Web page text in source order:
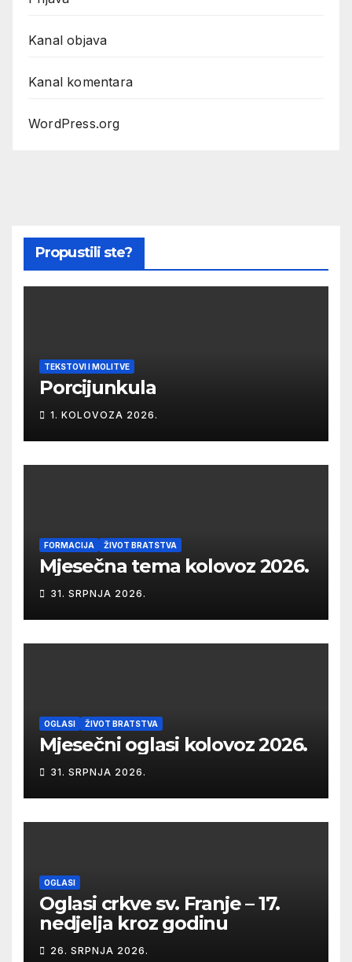
Kanal objava
Kanal komentara
WordPress.org
Propustili ste?
TEKSTOVI I MOLITVE
Porcijunkula
1. KOLOVOZA 2026.
FORMACIJA ŽIVOT BRATSTVA
Mjesečna tema kolovoz 2026.
31. SRPNJA 2026.
OGLASI ŽIVOT BRATSTVA
Mjesečni oglasi kolovoz 2026.
31. SRPNJA 2026.
OGLASI
Oglasi crkve sv. Franje – 17.
nedjelja kroz godinu
26. SRPNJA 2026.